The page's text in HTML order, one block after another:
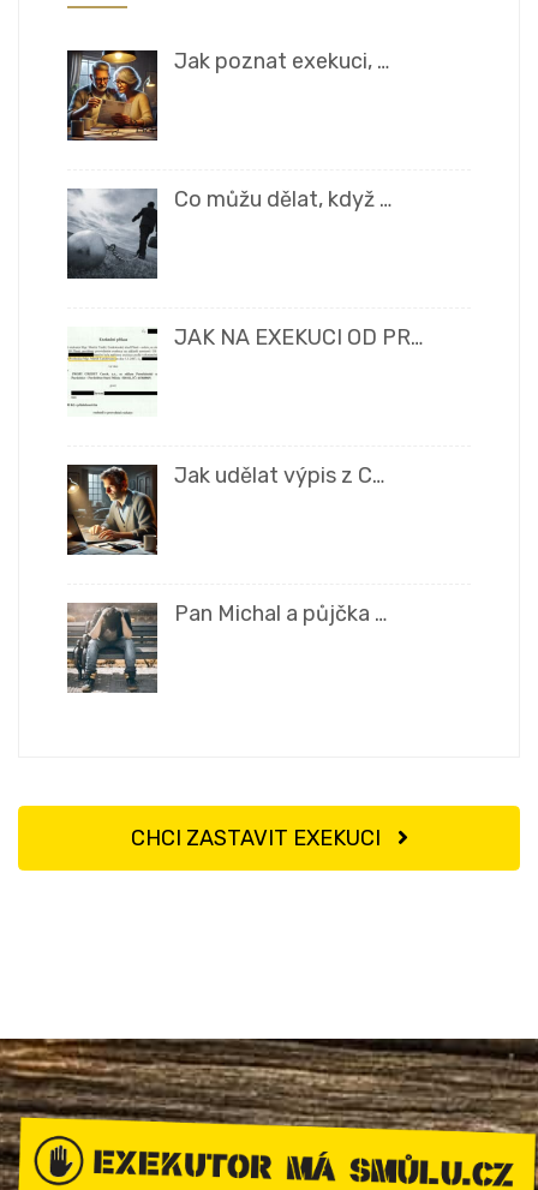
Jak poznat exekuci, …
Co můžu dělat, když …
JAK NA EXEKUCI OD PR…
Jak udělat výpis z C…
Pan Michal a půjčka …
CHCI ZASTAVIT EXEKUCI